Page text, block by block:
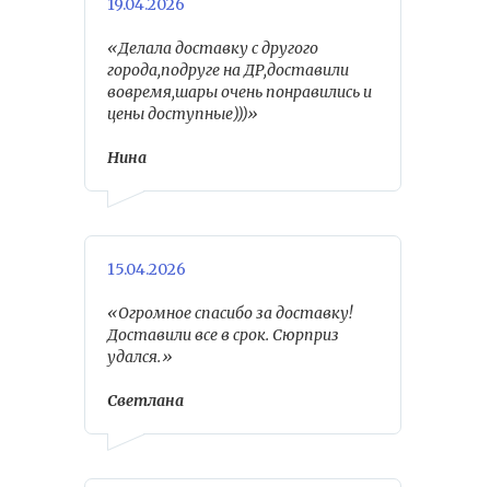
19.04.2026
«Делала доставку с другого
города,подруге на ДР,доставили
вовремя,шары очень понравились и
цены доступные)))»
Нина
15.04.2026
«Огромное спасибо за доставку!
Доставили все в срок. Сюрприз
удался.»
Светлана